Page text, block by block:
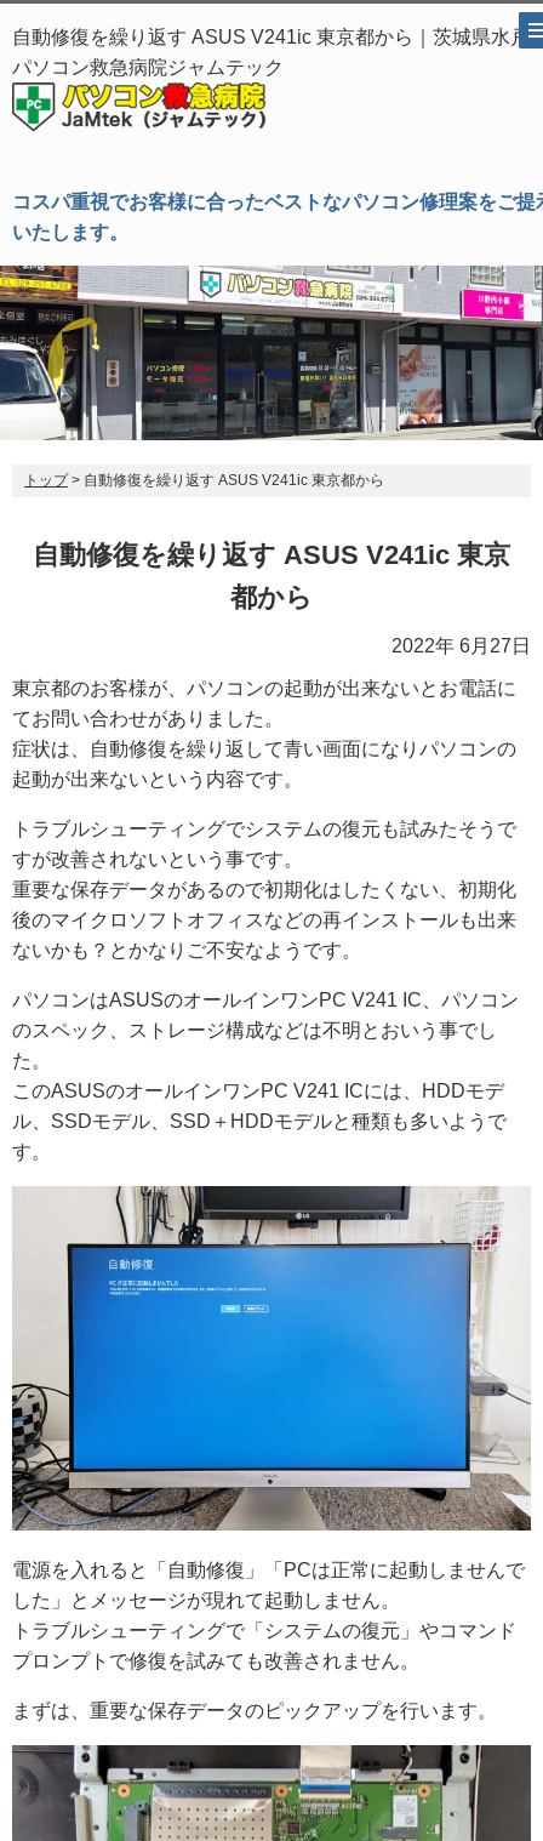
自動修復を繰り返す ASUS V241ic 東京都から｜茨城県水戸
パソコン救急病院ジャムテック
コスパ重視でお客様に合ったベストなパソコン修理案をご提
いたします。
トップ> 自動修復を繰り返す ASUS V241ic 東京都から
自動修復を繰り返す ASUS V241ic 東京
都から
2022年 6月27日
東京都のお客様が、パソコンの起動が出来ないとお電話に
てお問い合わせがありました。
症状は、自動修復を繰り返して青い画面になりパソコンの
起動が出来ないという内容です。
トラブルシューティングでシステムの復元も試みたそうで
すが改善されないという事です。
重要な保存データがあるので初期化はしたくない、初期化
後のマイクロソフトオフィスなどの再インストールも出来
ないかも？とかなりご不安なようです。
パソコンはASUSのオールインワンPC V241 IC、パソコン
のスペック、ストレージ構成などは不明とおいう事でし
た。
このASUSのオールインワンPC V241 ICには、HDDモデ
ル、SSDモデル、SSD＋HDDモデルと種類も多いようで
す。
電源を入れると「自動修復」「PCは正常に起動しませんで
した」とメッセージが現れて起動しません。
トラブルシューティングで「システムの復元」やコマンド
プロンプトで修復を試みても改善されません。
まずは、重要な保存データのピックアップを行います。